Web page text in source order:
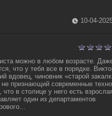
10-04-
можно в любом возрасте.
что у тебя все в порядке.
вдовец, чиновник «старой
признающий современные
что в столице у него есть
один из департаментов